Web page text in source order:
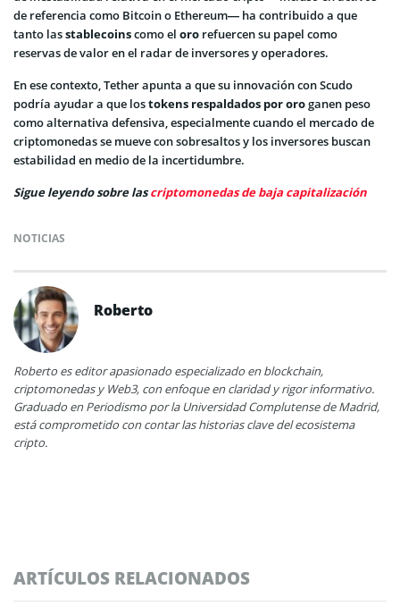
de referencia como Bitcoin o Ethereum— ha contribuido a que
tanto lasstablecoinscomo el oro refuercen su papel como
reservas de valor en el radar de inversores y operadores.
En ese contexto, Tether apunta a que su innovación con Scudo
podría ayudar a que lostokens respaldados por oroganen peso
como alternativa defensiva, especialmente cuando el mercado de
criptomonedas se mueve con sobresaltos y los inversores buscan
estabilidad en medio de la incertidumbre.
Sigue leyendo sobre lascriptomonedas de baja capitalización
NOTICIAS
Roberto
Roberto es editor apasionado especializado en blockchain,
criptomonedas y Web3, con enfoque en claridad y rigor informativo.
Graduado en Periodismo por la Universidad Complutense de Madrid,
está comprometido con contar las historias clave del ecosistema
cripto.
ARTÍCULOS RELACIONADOS